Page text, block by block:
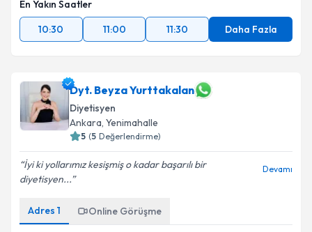
En Yakın Saatler
10:30
11:00 11:30 Daha Fazla
Dyt. Beyza Yurttakalan
Diyetisyen
Ankara, Yenimahalle
5 (5 Değerlendirme)
İyi ki yollarımız kesişmiş o kadar başarılı bir
diyetisyen...
Devamı
Adres 1 Online Görüşme